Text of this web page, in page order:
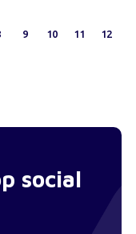
9 10 11 12
social